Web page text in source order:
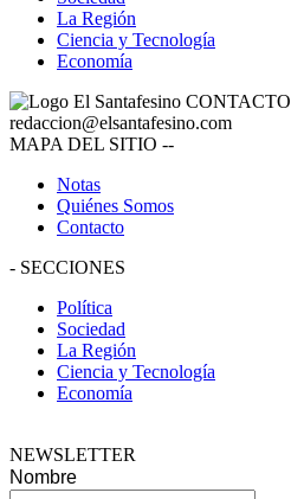
La Región
Ciencia y Tecnología
Economía
CONTACTO
redaccion@elsantafesino.com
MAPA DEL SITIO --
Notas
Quiénes Somos
Contacto
- SECCIONES
Política
Sociedad
La Región
Ciencia y Tecnología
Economía
NEWSLETTER
Nombre